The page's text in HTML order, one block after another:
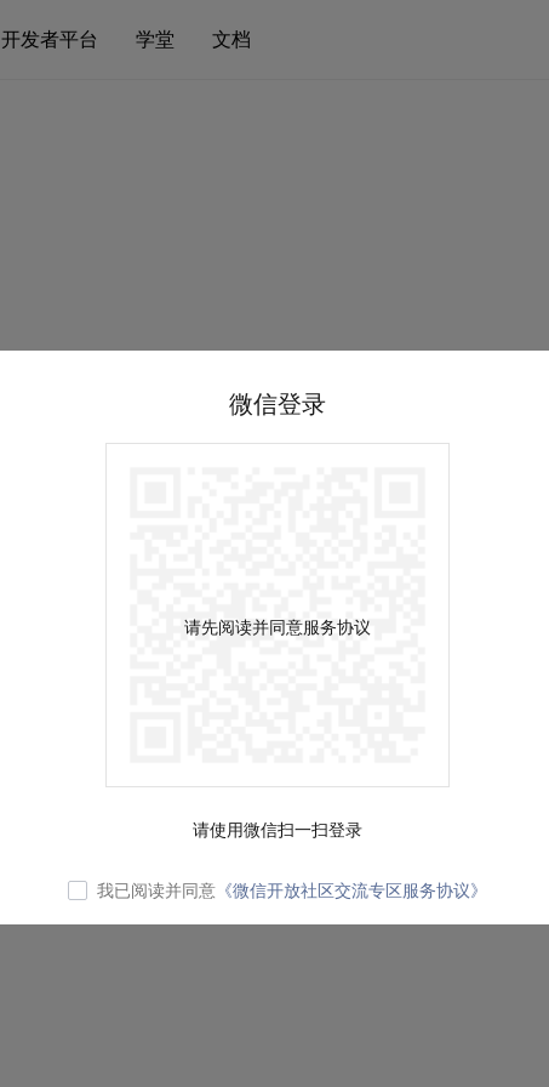
开发者平台 学堂 文档
微信登录
请先阅读并同意服务协议
请使用微信扫一扫登录
我已阅读并同意 《微信开放社区交流专区服务协议》